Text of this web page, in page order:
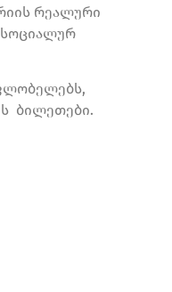
რეალური
ბილეთები.